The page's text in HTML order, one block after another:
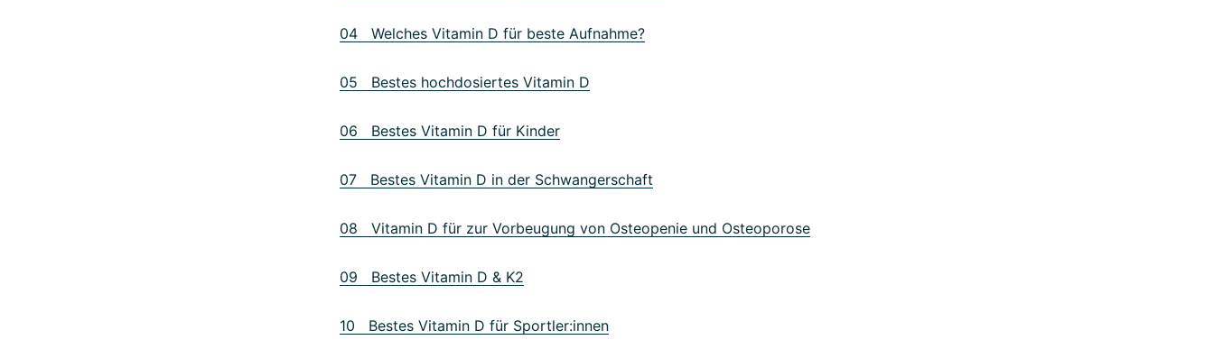
04 Welches Vitamin D für beste Aufnahme?
05 Bestes hochdosiertes Vitamin D
06 Bestes Vitamin D für Kinder
07 Bestes Vitamin D in der Schwangerschaft
08 Vitamin D für zur Vorbeugung von Osteopenie und Osteoporose
09 Bestes Vitamin D & K2
10 Bestes Vitamin D für Sportler:innen